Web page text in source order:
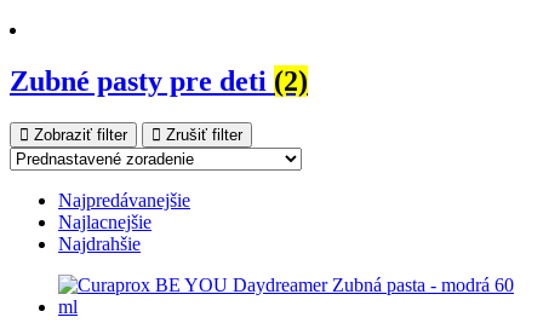
Zubné pasty pre deti (2)
Zobraziť filter Zrušiť filter
Najpredávanejšie
Najlacnejšie
Najdrahšie